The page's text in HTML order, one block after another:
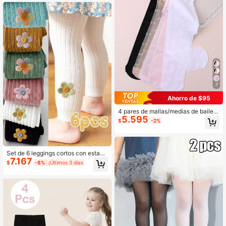
Set de 6 leggings cortos con estam
pado floral para niñas, de estilo dulc
e y lindo, apropiado para uso diario
$7.167 -8% ¡Últimos 3 días
7
Ahorro de $95
4 pares de mallas/medias de baile li
geras y dulces para niñas bebés/pe
queñas para primavera/verano
$5.595 -2%